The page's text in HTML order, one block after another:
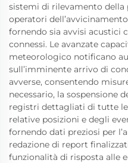
sistemi di rilevamento
operatori
fornendo sia avvisi acustici
connessi. Le avanzate
meteorologico notificano
sull’imminente arrivo di
avverse, consentendo
necessario, la sospensione
registri dettagliati di tutte
relative posizioni e degli
fornendo dati preziosi per
redazione di report
funzionalità di risposta alle